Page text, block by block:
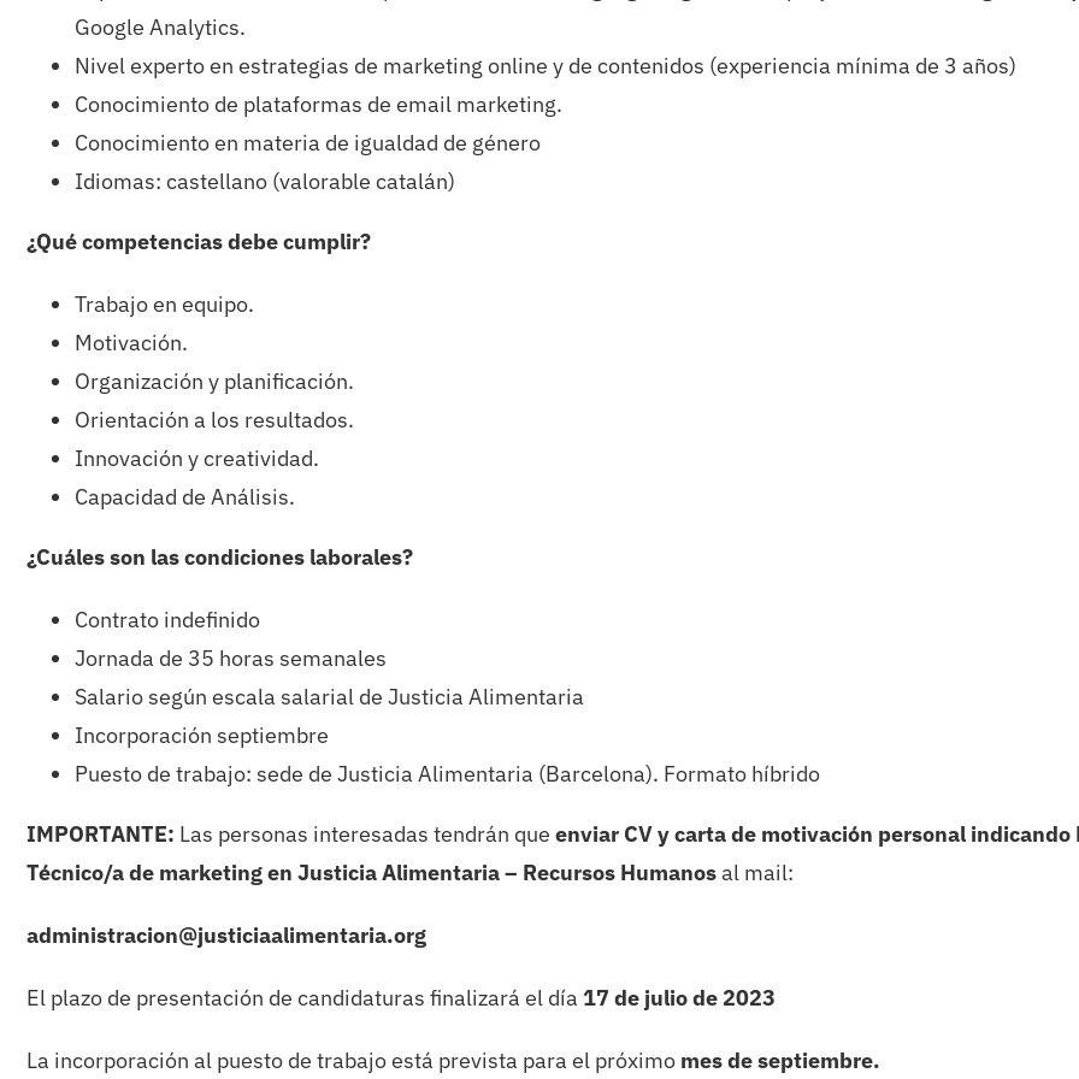
Google Analytics.
Nivel experto en estrategias de marketing online y de contenidos (experiencia mínima de 3 años)
Conocimiento de plataformas de email marketing.
Conocimiento en materia de igualdad de género
Idiomas: castellano (valorable catalán)
¿Qué competencias debe cumplir?
Trabajo en equipo.
Motivación.
Organización y planificación.
Orientación a los resultados.
Innovación y creatividad.
Capacidad de Análisis.
¿Cuáles son las condiciones laborales?
Contrato indefinido
Jornada de 35 horas semanales
Salario según escala salarial de Justicia Alimentaria
Incorporación septiembre
Puesto de trabajo: sede de Justicia Alimentaria (Barcelona). Formato híbrido
IMPORTANTE: Las personas interesadas tendrán que enviar CV y carta de motivación personal indicando
Técnico/a de marketing en Justicia Alimentaria – Recursos Humanosal mail:
administracion@justiciaalimentaria.org
El plazo de presentación de candidaturas finalizará el día 17 de julio de 2023
La incorporación al puesto de trabajo está prevista para el próximo mes de septiembre.